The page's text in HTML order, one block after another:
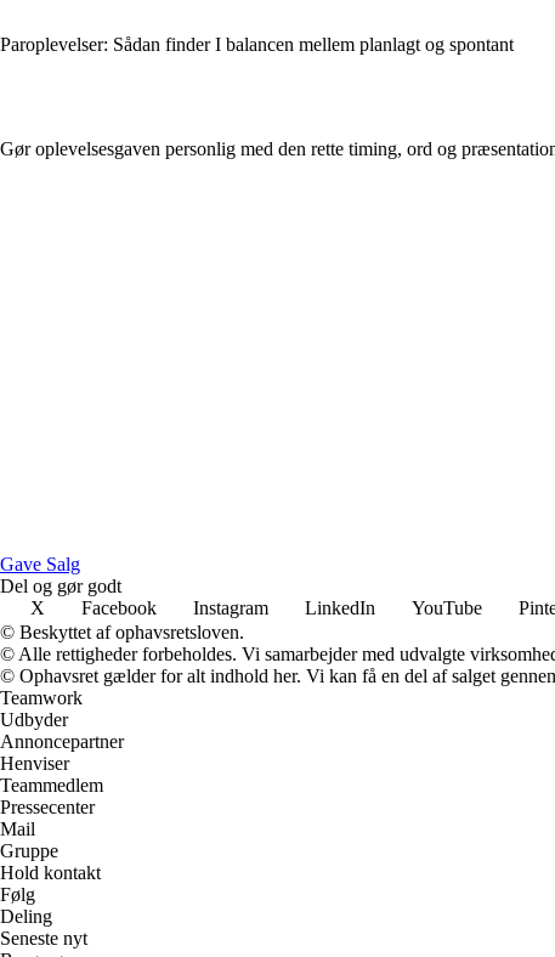
Paroplevelser: Sådan finder I balancen mellem planlagt og spontant
Gør oplevelsesgaven personlig med den rette timing, ord og
Gave Salg
Del og gør godt
X
Facebook Instagram LinkedIn YouTube
© Beskyttet af ophavsretsloven.
© Alle rettigheder forbeholdes. Vi samarbejder med udvalgte
© Ophavsret gælder for alt indhold her. Vi kan få en del af salget
Teamwork
Udbyder
Annoncepartner
Henviser
Teammedlem
Pressecenter
Mail
Gruppe
Hold kontakt
Følg
Deling
Seneste nyt